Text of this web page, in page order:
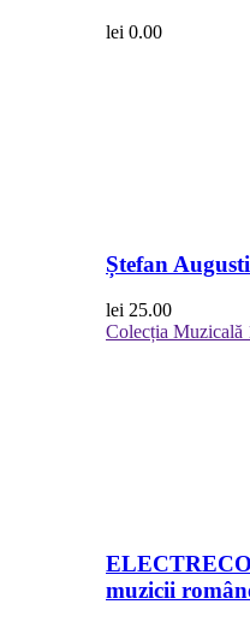
lei 0.00
Ștefan
lei 25.00
Colecția Muzicală
muzicii